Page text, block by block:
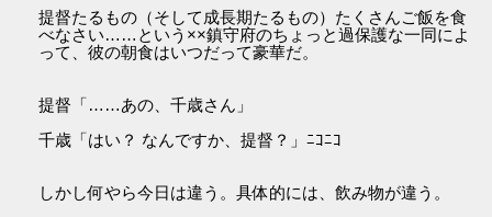
提督たるもの（そして成長期たるもの）たくさんご飯を食
べなさい……という××鎮守府のちょっと過保護な一同によ
って、彼の朝食はいつだって豪華だ。
提督「……あの、千歳さん」
千歳「はい？ なんですか、提督？」ﾆｺﾆｺ
しかし何やら今日は違う。具体的には、飲み物が違う。